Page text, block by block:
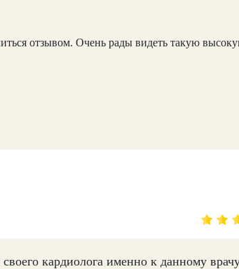
отзывом. Очень рады видеть такую
кардиолога именно к данному